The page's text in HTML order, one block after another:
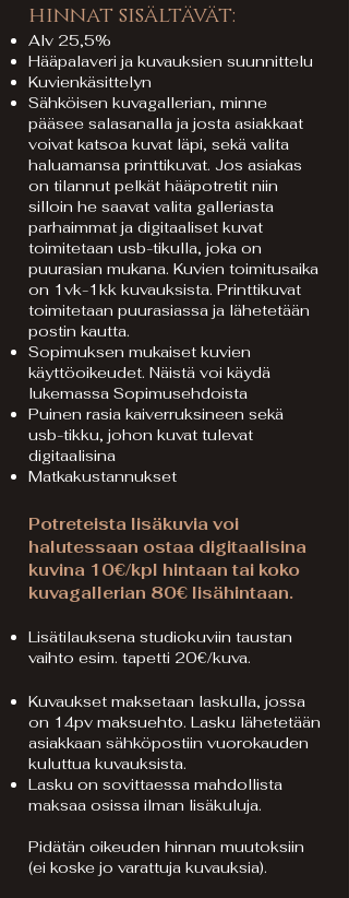
hinnat sisältävät:
Alv 25,5%
Hääpalaveri ja kuvauksien suunnittelu
Kuvienkäsittelyn
Sähköisen kuvagallerian, minne
pääsee salasanalla ja josta asiakkaat
voivat katsoa kuvat läpi, sekä valita
haluamansa printtikuvat. Jos asiakas
on tilannut pelkät hääpotretit niin
silloin he saavat valita galleriasta
parhaimmat ja digitaaliset kuvat
toimitetaan usb-tikulla, joka on
puurasian mukana. Kuvien toimitusaika
on 1vk-1kk kuvauksista. Printtikuvat
toimitetaan puurasiassa ja lähetetään
postin kautta.
Sopimuksen mukaiset kuvien
käyttöoikeudet. Näistä voi käydä
lukemassa Sopimusehdoista
Puinen rasia kaiverruksineen sekä
usb-tikku, johon kuvat tulevat
digitaalisina
Matkakustannukset​​
Potreteista lisäkuvia voi
halutessaan ostaa digitaalisina
kuvina 10€/kpl hintaan tai koko
kuvagallerian 80€ lisähintaan.​
Lisätilauksena studiokuviin taustan
vaihto esim. tapetti 20€/kuva.
Kuvaukset maksetaan laskulla, jossa
on 14pv maksuehto. Lasku lähetetään
asiakkaan sähköpostiin vuorokauden
kuluttua kuvauksista.
Lasku on sovittaessa mahdollista
maksaa osissa ilman lisäkuluja.
Pidätän oikeuden hinnan muutoksiin
(ei koske jo varattuja kuvauksia).